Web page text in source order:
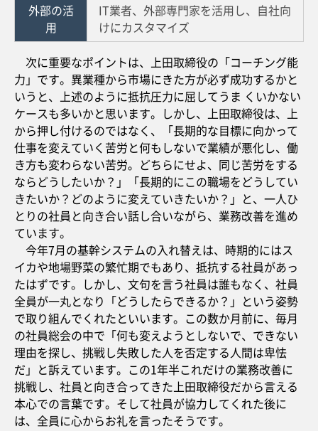
外部の活
用
IT業者、外部専門家を活用し、自社向
けにカスタマイズ
次に重要なポイントは、上田取締役の「コーチング能
力」です。異業種から市場にきた方が必ず成功するかと
いうと、上述のように抵抗圧力に屈してうま くいかない
ケースも多いかと思います。しかし、上田取締役は、上
から押し付けるのではなく、「長期的な目標に向かって
仕事を変えていく苦労と何もしないで業績が悪化し、働
き方も変わらない苦労。どちらにせよ、同じ苦労をする
ならどうしたいか？」「長期的にこの職場をどうしてい
きたいか？どのように変えていきたいか？」と、一人ひ
とりの社員と向き合い話し合いながら、業務改善を進め
ています。
今年7月の基幹システムの入れ替えは、時期的にはス
イカや地場野菜の繁忙期でもあり、抵抗する社員があっ
たはずです。しかし、文句を言う社員は誰もなく、社員
全員が一丸となり「どうしたらできるか？」という姿勢
で取り組んでくれたといいます。この数か月前に、毎月
の社員総会の中で「何も変えようとしないで、できない
理由を探し、挑戦し失敗した人を否定する人間は卑怯
だ」と訴えています。この1年半これだけの業務改善に
挑戦し、社員と向き合ってきた上田取締役だから言える
本心での言葉です。そして社員が協力してくれた後に
は、全員に心からお礼を言ったそうです。